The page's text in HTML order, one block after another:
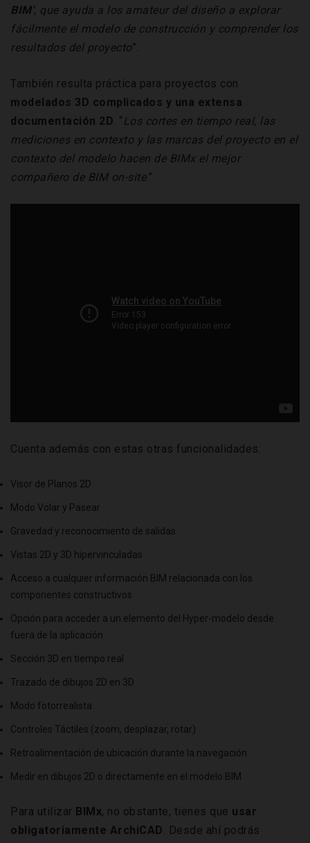
BIM', que ayuda a los amateur del diseño a explorar
fácilmente el modelo de construcción y comprender los
resultados del proyecto”.
También resulta práctica para proyectos con
modelados 3D complicados y una extensa
documentación 2D. “ Los cortes en tiempo real, las
mediciones en contexto y las marcas del proyecto en el
contexto del modelo hacen de BIMx el mejor
compañero de BIM on-site.”
Cuenta además con estas otras funcionalidades:
Visor de Planos 2D
Modo Volar y Pasear
Gravedad y reconocimiento de salidas
Vistas 2D y 3D hipervinculadas
Acceso a cualquier información BIM relacionada con los
componentes constructivos
Opción para acceder a un elemento del Hyper-modelo desde
fuera de la aplicación
Sección 3D en tiempo real
Trazado de dibujos 2D en 3D
Modo fotorrealista
Controles Táctiles (zoom, desplazar, rotar)
Retroalimentación de ubicación durante la navegación
Medir en dibujos 2D o directamente en el modelo BIM
Para utilizar BIMx, no obstante, tienes que usar
obligatoriamente ArchiCAD. Desde ahí podrás